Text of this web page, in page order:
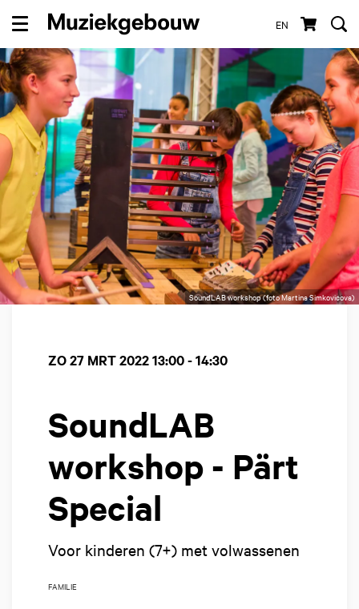
EN
Menu
SoundLAB workshop (foto Martina Simkovicova)
SoundLAB
workshop - Pärt
Special
Voor kinderen (7+) met volwassenen
ZO 27 MRT 202213:00 - 14:30
FAMILIE